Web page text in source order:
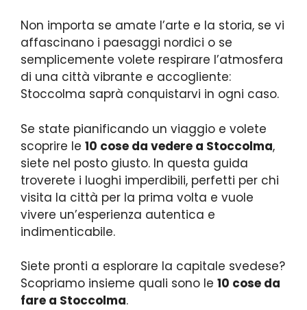
Non importa se amate l’arte e la storia, se vi
affascinano i paesaggi nordici o se
semplicemente volete respirare l’atmosfera
di una città vibrante e accogliente:
Stoccolma saprà conquistarvi in ogni caso.
Se state pianificando un viaggio e volete
scoprire le 10 cose da vedere a Stoccolma,
siete nel posto giusto. In questa guida
troverete i luoghi imperdibili, perfetti per chi
visita la città per la prima volta e vuole
vivere un’esperienza autentica e
indimenticabile.
Siete pronti a esplorare la capitale svedese?
Scopriamo insieme quali sono le 10 cose da
fare a Stoccolma.